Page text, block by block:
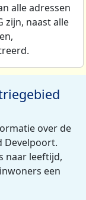
alle adressen
zijn, naast alle
over de
Develpoort.
naar leeftijd,
een